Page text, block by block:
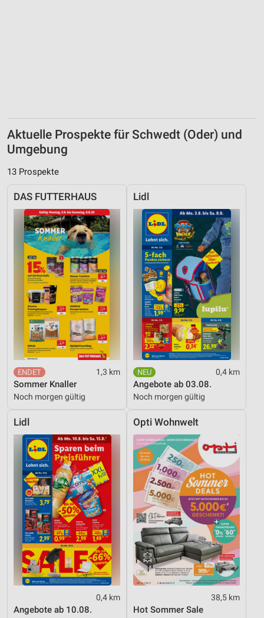
Aktuelle Prospekte für Schwedt (Oder) und
Umgebung
13 Prospekte
DAS FUTTERHAUS
1,3 km
Sommer Knaller
Noch morgen gültig
Lidl
0,4 km
Angebote ab 03.08.
Noch morgen gültig
Lidl
0,4 km
Angebote ab 10.08.
Opti Wohnwelt
38,5 km
Hot Sommer Sale